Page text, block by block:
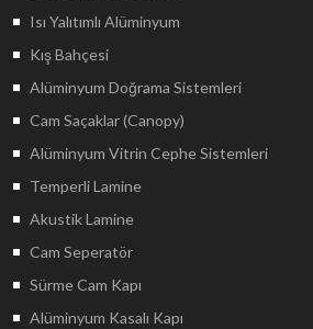
Isı Yalıtımlı Alüminyum
Kış Bahçesi
Alüminyum Doğrama Sistemleri
Cam Saçaklar (Canopy)
Alüminyum Vitrin Cephe Sistemleri
Temperli Lamine
Akustik Lamine
Cam Seperatör
Sürme Cam Kapı
Alüminyum Kasalı Kapı